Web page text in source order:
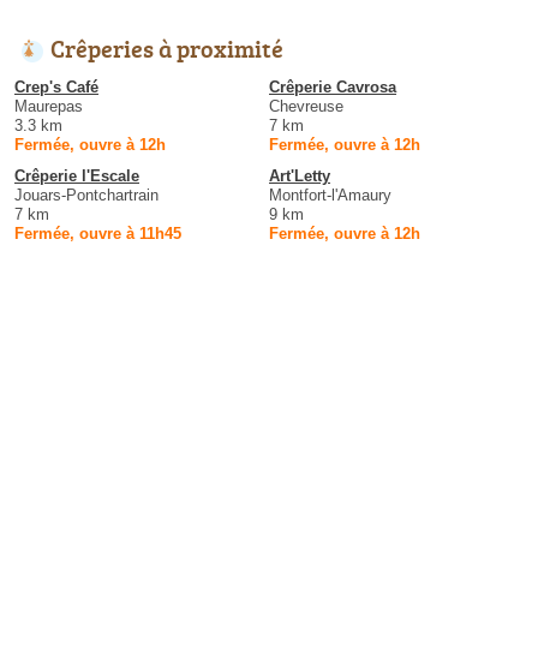
Crêperies à proximité
Crep's Café
Maurepas
3.3 km
Fermée, ouvre à 12h
Crêperie Cavrosa
Chevreuse
7 km
Fermée, ouvre à 12h
Crêperie l'Escale
Jouars-Pontchartrain
7 km
Fermée, ouvre à 11h45
Art'Letty
Montfort-l'Amaury
9 km
Fermée, ouvre à 12h